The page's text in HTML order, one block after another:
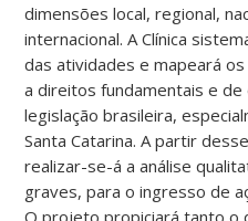
dimensões local, regional,
internacional. A Clínica
das atividades e mapeará
a direitos fundamentais e
legislação brasileira,
Santa Catarina. A partir
realizar-se-á a análise
graves, para o ingresso de
O projeto propiciará tanto o